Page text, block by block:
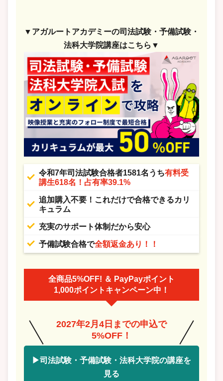
▼アガルートアカデミーの司法試験・予備試験・
法科大学院講座はこちら▼
令和7年司法試験合格者1581名うち有料受
講生618名！占有率39.1%
追加購入不要！これだけで合格できるカリ
キュラム
充実のサポート体制だから安心
予備試験合格で全額返金あり！！
全商品5%OFF! ＆ PayPayポイント
1,000ポイントキャンペーン中！
2027年2月4日までの申込で
5%OFF！
▶司法試験・予備試験・法科大学院の講座を
見る